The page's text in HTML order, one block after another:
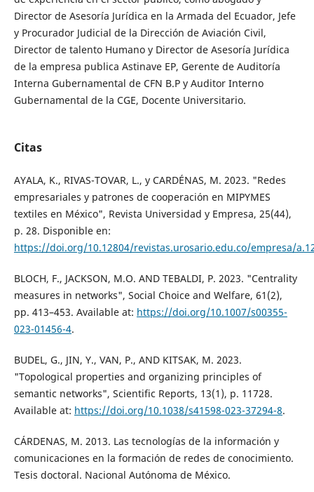
Director de Asesoría Jurídica en la Armada del Ecuador, Jefe
y Procurador Judicial de la Dirección de Aviación Civil,
Director de talento Humano y Director de Asesoría Jurídica
de la empresa publica Astinave EP, Gerente de Auditoría
Interna Gubernamental de CFN B.P y Auditor Interno
Gubernamental de la CGE, Docente Universitario.
Citas
AYALA, K., RIVAS-TOVAR, L., y CARDÉNAS, M. 2023. "Redes
empresariales y patrones de cooperación en MIPYMES
textiles en México", Revista Universidad y Empresa, 25(44),
p. 28. Disponible en:
https://doi.org/10.12804/revistas.urosario.edu.co/empresa/
BLOCH, F., JACKSON, M.O. AND TEBALDI, P. 2023. "Centrality
measures in networks", Social Choice and Welfare, 61(2),
pp. 413–453. Available at: https://doi.org/10.1007/s00355-
023-01456-4.
BUDEL, G., JIN, Y., VAN, P., AND KITSAK, M. 2023.
"Topological properties and organizing principles of
semantic networks", Scientific Reports, 13(1), p. 11728.
Available at: https://doi.org/10.1038/s41598-023-37294-8.
CÁRDENAS, M. 2013. Las tecnologías de la información y
comunicaciones en la formación de redes de conocimiento.
Tesis doctoral. Nacional Autónoma de México.